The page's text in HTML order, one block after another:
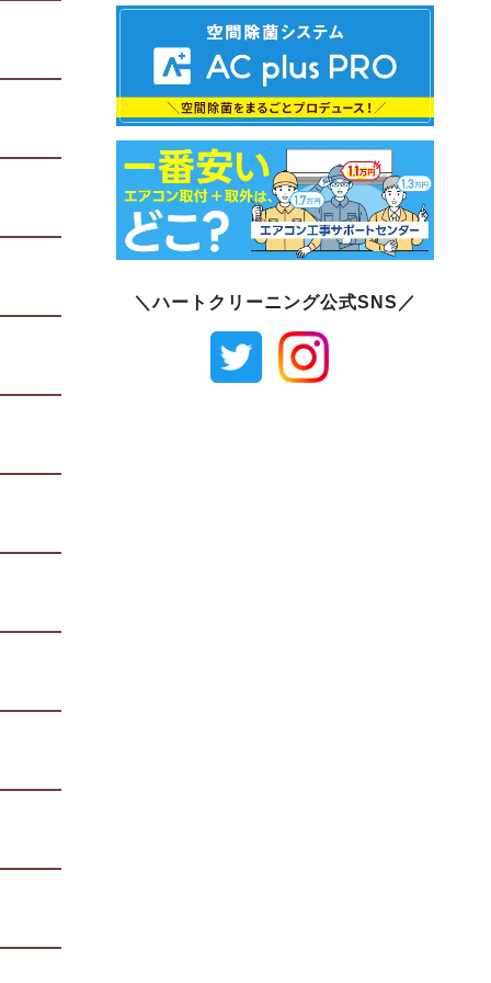
＼ハートクリーニング公式SNS／